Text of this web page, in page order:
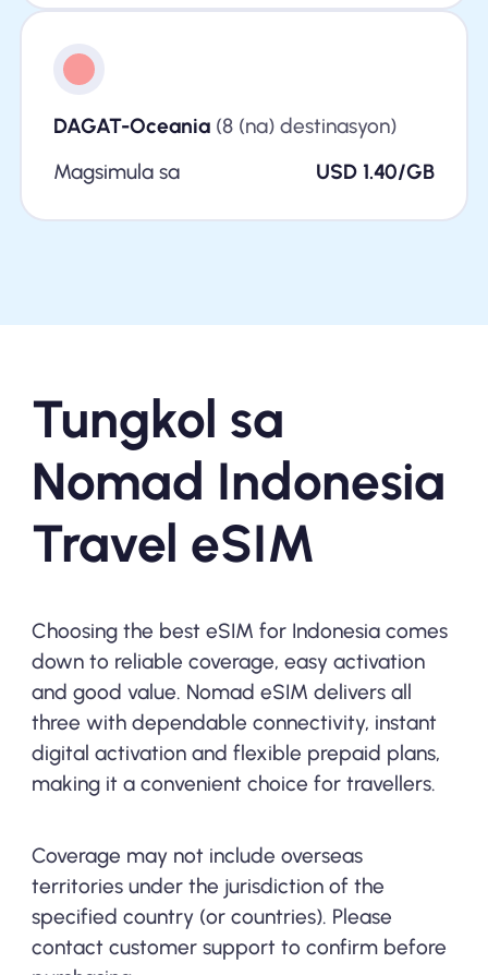
DAGAT-Oceania(8 (na) destinasyon)
Magsimula sa
USD 1.40/GB
Tungkol sa
Nomad Indonesia
Travel eSIM
Choosing the best eSIM for Indonesia comes
down to reliable coverage, easy activation
and good value. Nomad eSIM delivers all
three with dependable connectivity, instant
digital activation and flexible prepaid plans,
making it a convenient choice for travellers.
Coverage may not include overseas
territories under the jurisdiction of the
specified country (or countries). Please
contact customer support to confirm before